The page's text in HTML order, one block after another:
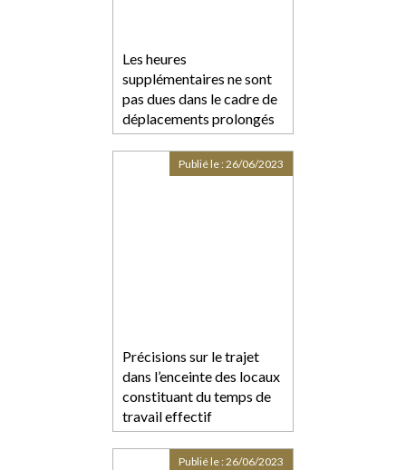
Les heures
supplémentaires ne sont
pas dues dans le cadre de
déplacements prolongés
sans retour au domicile en
l’absence de travail
Précisions sur le trajet
dans l’enceinte des locaux
constituant du temps de
travail effectif
Publié le :26/06/2023
Publié le :26/06/2023